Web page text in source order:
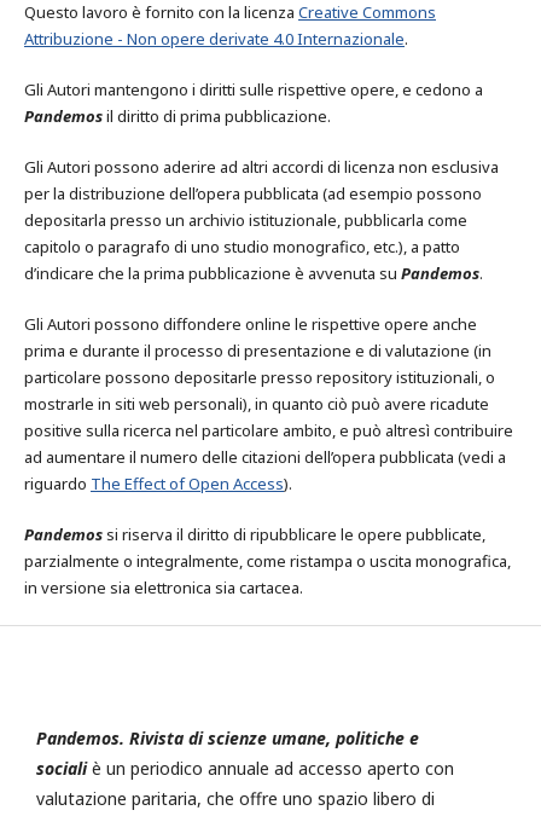
Questo lavoro è fornito con la licenza Creative Commons
Attribuzione - Non opere derivate 4.0 Internazionale.
Gli Autori mantengono i diritti sulle rispettive opere, e cedono a
Pandemosil diritto di prima pubblicazione.
Gli Autori possono aderire ad altri accordi di licenza non esclusiva
per la distribuzione dell’opera pubblicata (ad esempio possono
depositarla presso un archivio istituzionale, pubblicarla come
capitolo o paragrafo di uno studio monografico, etc.), a patto
d’indicare che la prima pubblicazione è avvenuta su Pandemos.
Gli Autori possono diffondere online le rispettive opere anche
prima e durante il processo di presentazione e di valutazione (in
particolare possono depositarle presso repository istituzionali, o
mostrarle in siti web personali), in quanto ciò può avere ricadute
positive sulla ricerca nel particolare ambito, e può altresì contribuire
ad aumentare il numero delle citazioni dell’opera pubblicata (vedi a
riguardo The Effect of Open Access).
Pandemossi riserva il diritto di ripubblicare le opere pubblicate,
parzialmente o integralmente, come ristampa o uscita monografica,
in versione sia elettronica sia cartacea.
Pandemos. Rivista di scienze umane, politiche e
socialiè un periodico annuale ad accesso aperto con
valutazione paritaria, che offre uno spazio libero di